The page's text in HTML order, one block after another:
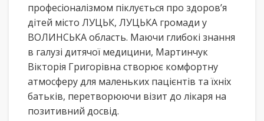
професіоналізмом піклується про здоров’я
дітей місто ЛУЦЬК, ЛУЦЬКА громади у
ВОЛИНСЬКА область. Маючи глибокі знання
в галузі дитячої медицини, Мартинчук
Вікторія Григорівна створює комфортну
атмосферу для маленьких пацієнтів та їхніх
батьків, перетворюючи візит до лікаря на
позитивний досвід.